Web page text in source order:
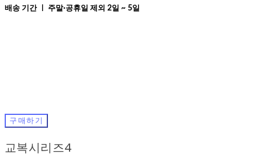
배송 기간 ㅣ 주말·공휴일 제외 2일 ~ 5일
구매하기
교복시리즈4